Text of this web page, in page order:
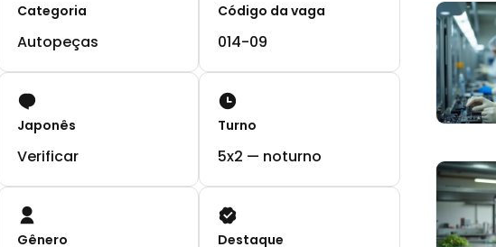
Categoria
Autopeças
Código da vaga
014-09
Japonês
Verificar
Turno
5x2 — noturno
Gênero Destaque